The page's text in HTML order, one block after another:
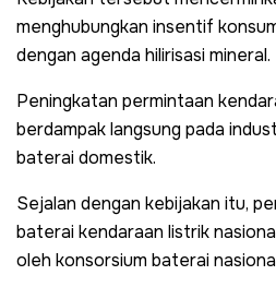
menghubungkan insentif
dengan agenda hilirisasi mineral.
Peningkatan permintaan
berdampak langsung pada
baterai domestik.
Sejalan dengan kebijakan itu,
baterai kendaraan listrik
oleh konsorsium baterai